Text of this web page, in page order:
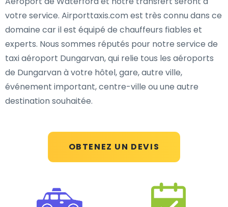
OBTENEZ UN DEVIS
votre service. Airporttaxis.com est très connu dans ce
domaine car il est équipé de chauffeurs fiables et
experts. Nous sommes réputés pour notre service de
taxi aéroport Dungarvan, qui relie tous les aéroports
de Dungarvan à votre hôtel, gare, autre ville,
événement important, centre-ville ou une autre
destination souhaitée.